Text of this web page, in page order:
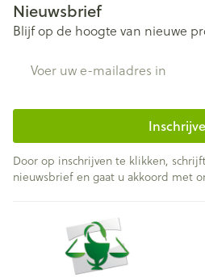
Nieuwsbrief
Blijf op de hoogte van nieuwe
Door op inschrijven te klikken,
nieuwsbrief en gaat u akkoord met